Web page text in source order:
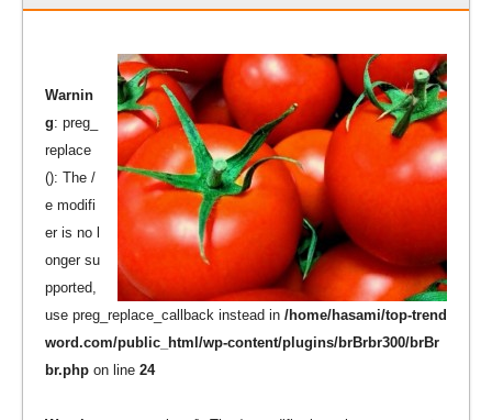
Warnin
g: preg_
replace
(): The /
e modifi
er is no l
onger su
pported,
use preg_replace_callback instead in /home/hasami/top-trend
word.com/public_html/wp-content/plugins/brBrbr300/brBr
br.php on line 24